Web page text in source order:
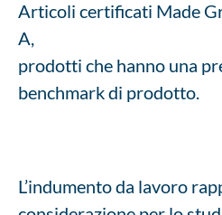
Articoli certificati Made
A,
prodotti che hanno una
benchmark di prodotto.
L’indumento da lavoro